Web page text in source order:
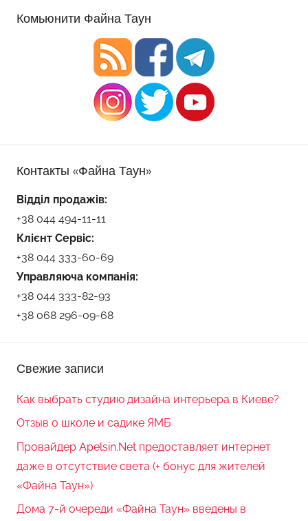
Комьюнити Файна Таун
Контакты «Файна Таун»
Відділ продажів:
+38 044 494-11-11
Клієнт Сервіс:
+38 044 333-60-69
Управляюча компанія:
+38 044 333-82-93
+38 068 296-09-68
Свежие записи
Как выбрать студию дизайна интерьера в Киеве?
Отзыв о школе и садике ЯМБ
Провайдер Apelsin.Net предоставляет интернет
даже в отсутствие света (+ бонус для жителей
«Файна Таун»)
Дома 7-й очереди «Файна Таун» введены в